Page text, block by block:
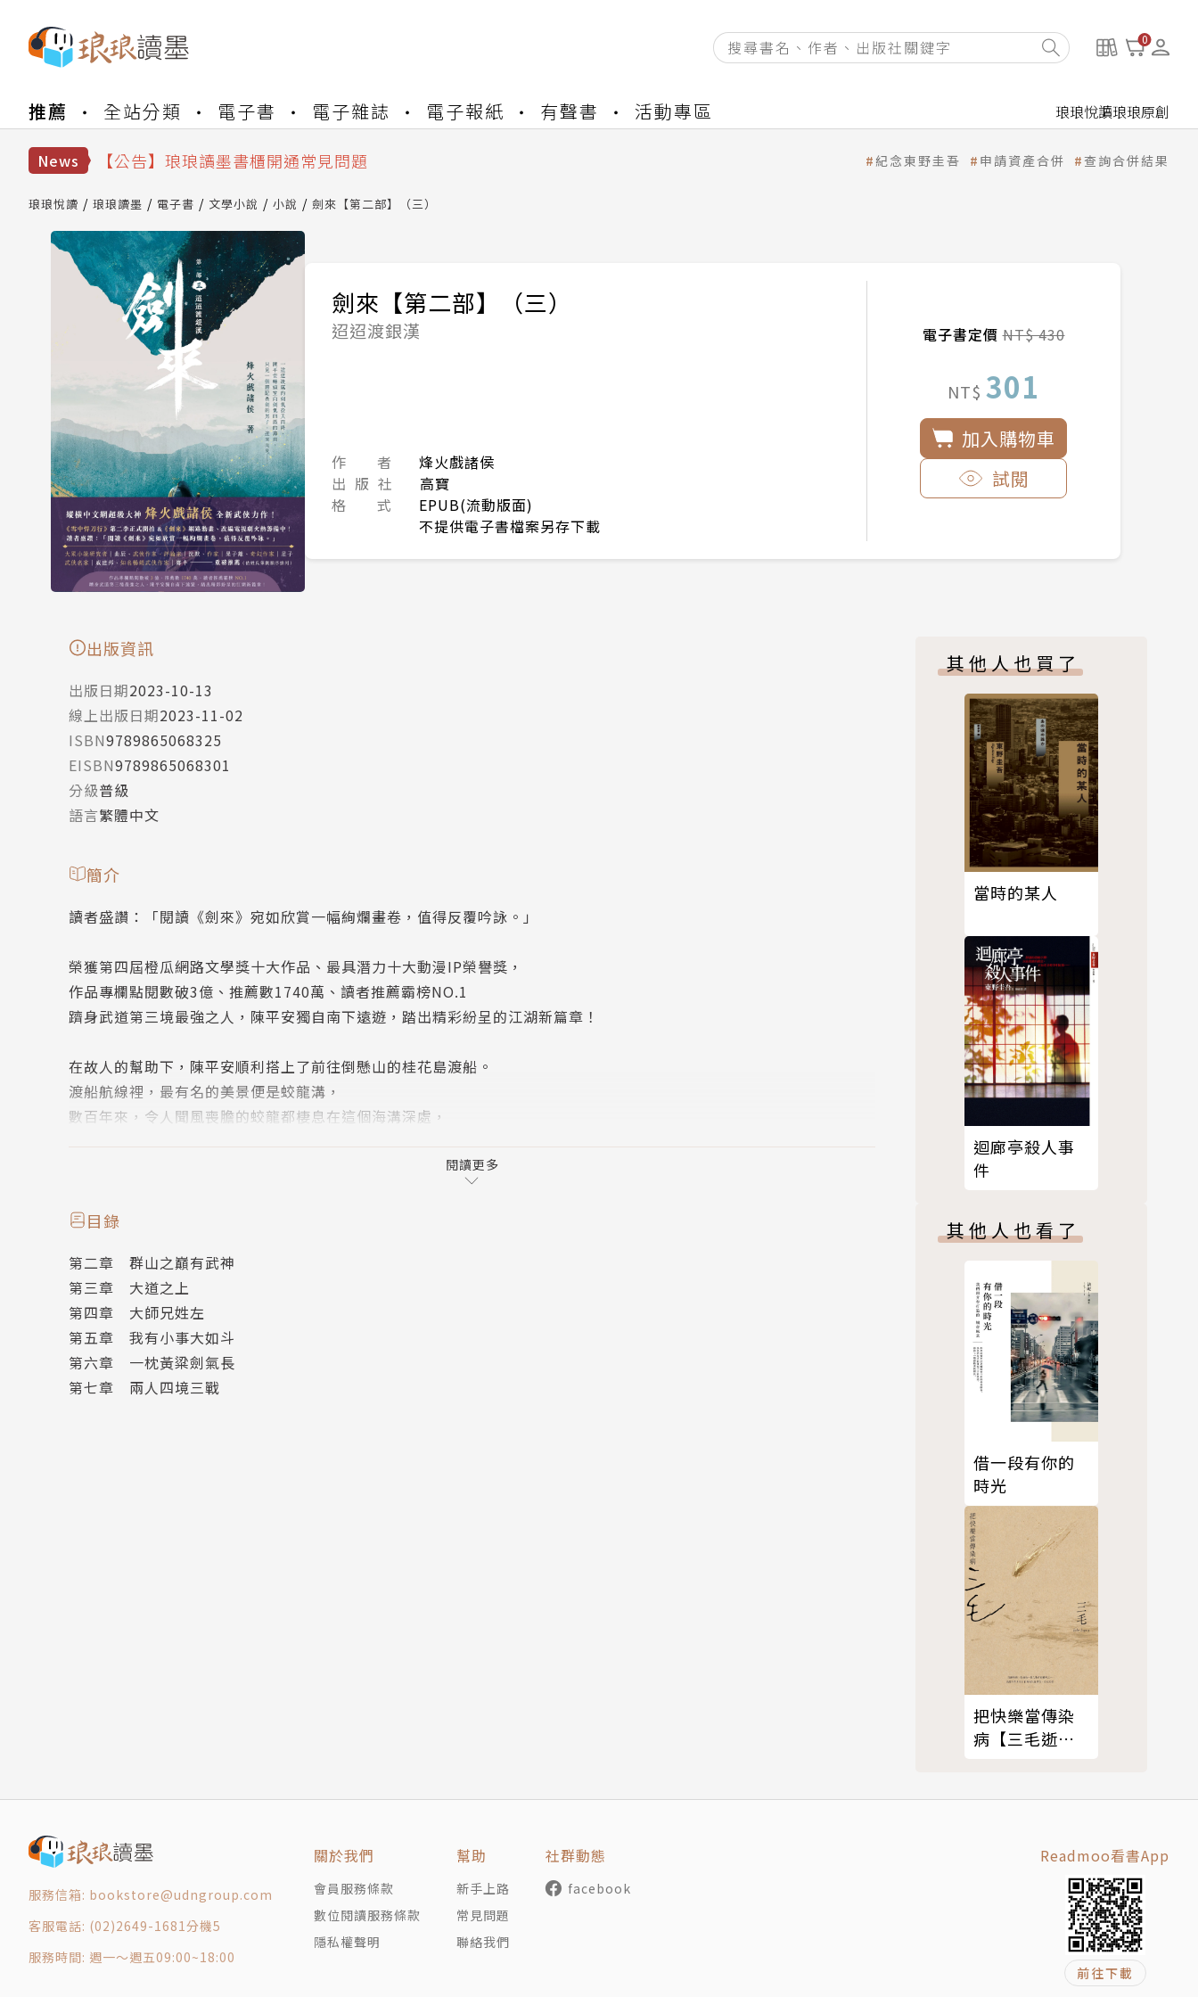
0
推薦 全站分類 電子書 電子雜誌 電子報紙 有聲書 活動專區 琅琅悅讀琅琅原創
News
【公告】琅琅書店服務升級重要說明及資產合併結果查詢
【公告】琅琅讀墨數位閱讀資產合併與書櫃開通申請
【公告】琅琅讀墨書櫃開通常見問題
【公告】琅琅讀墨 3 分鐘完成書櫃開通與資產合併申請圖文教學
【公告】琅琅書店服務升級重要說明及資產合併結果查詢
【公告】琅琅讀墨數位閱讀資產合併與書櫃開通申請
紀念東野圭吾 申請資產合併 查詢合併結果
琅琅悅讀 琅琅讀墨 電子書 文學小說 小說 劍來【第二部】（三）
劍來【第二部】（三）
迢迢渡銀漢
作 者
烽火戲諸侯
出 版 社
高寶
格 式
EPUB(流動版面)
不提供電子書檔案另存下載
電子書定價NT$ 430
NT$ 301
加入購物車
試閱
出版資訊
出版日期2023-10-13
線上出版日期2023-11-02
ISBN9789865068325
EISBN9789865068301
分級普級
語言繁體中文
簡介
讀者盛讚：「閱讀《劍來》宛如欣賞一幅絢爛畫卷，值得反覆吟詠。」
榮獲第四屆橙瓜網路文學獎十大作品、最具潛力十大動漫IP榮譽獎，
作品專欄點閱數破3億、推薦數1740萬、讀者推薦霸榜NO.1
躋身武道第三境最強之人，陳平安獨自南下遠遊，踏出精彩紛呈的江湖新篇章！
在故人的幫助下，陳平安順利搭上了前往倒懸山的桂花島渡船。
渡船航線裡，最有名的美景便是蛟龍溝，
數百年來，令人聞風喪膽的蛟龍都棲息在這個海溝深處，
就在陳平安靜靜聽著船夫介紹時，海平面卻突如其來的下降──
有人破壞規矩，私自捕捉年幼的水蛟！
似乎下一秒，就會讓他們永遠沉沒在這片海溝裡……
在離開小鎮之前，聖人阮邛特意囑咐過，遇上大妖能跑多遠就跑多遠，
可是在海中央的陳平安，還能跑到哪裡去？
江湖人士，重磅推薦
穩重、樸實的敘述結構，帶有文史底子的詩意表達，閱讀《劍來》宛如欣賞一幅絢爛繪卷，值得反覆吟詠。每到雙方劍拔
弩張之時，作者又會切換到另一種筆法，以目不暇給的節奏描述一場場高手過招，只見移形換位、飛劍仙術齊發，令人眼
花撩亂，大呼過癮！──Li Yang（@rbdylc）
作者簡介
烽火戲諸侯
閱讀更多
目錄
第二章 群山之巔有武神
第三章 大道之上
第四章 大師兄姓左
第五章 我有小事大如斗
第六章 一枕黃粱劍氣長
第七章 兩人四境三戰
其他人也買了
當時的某人
迴廊亭殺人事
件
其他人也看了
借一段有你的
時光
把快樂當傳染
病【三毛逝世
服務信箱: bookstore@udngroup.com
客服電話: (02)2649-1681分機5
服務時間: 週一～週五09:00~18:00
關於我們
會員服務條款
數位閱讀服務條款
隱私權聲明
幫助
新手上路
常見問題
聯絡我們
社群動態
facebook
Readmoo看書App
前往下載